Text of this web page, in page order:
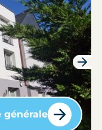
générale